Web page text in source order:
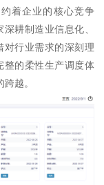
着企业的核心竞争
耕制造业信息化、
对行业需求的深刻理
整的柔性生产调度体
越。